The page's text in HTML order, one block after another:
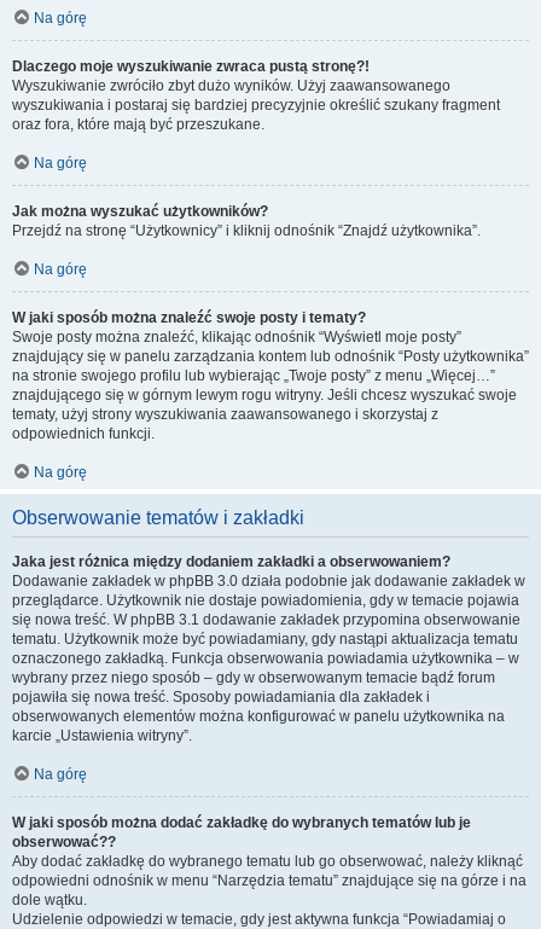
Na górę
Dlaczego moje wyszukiwanie zwraca pustą stronę?!
Wyszukiwanie zwróciło zbyt dużo wyników. Użyj zaawansowanego
wyszukiwania i postaraj się bardziej precyzyjnie określić szukany fragment
oraz fora, które mają być przeszukane.
Na górę
Jak można wyszukać użytkowników?
Przejdź na stronę “Użytkownicy” i kliknij odnośnik “Znajdź użytkownika”.
Na górę
W jaki sposób można znaleźć swoje posty i tematy?
Swoje posty można znaleźć, klikając odnośnik “Wyświetl moje posty”
znajdujący się w panelu zarządzania kontem lub odnośnik “Posty użytkownika”
na stronie swojego profilu lub wybierając „Twoje posty” z menu „Więcej…”
znajdującego się w górnym lewym rogu witryny. Jeśli chcesz wyszukać swoje
tematy, użyj strony wyszukiwania zaawansowanego i skorzystaj z
odpowiednich funkcji.
Na górę
Obserwowanie tematów i zakładki
Jaka jest różnica między dodaniem zakładki a obserwowaniem?
Dodawanie zakładek w phpBB 3.0 działa podobnie jak dodawanie zakładek w
przeglądarce. Użytkownik nie dostaje powiadomienia, gdy w temacie pojawia
się nowa treść. W phpBB 3.1 dodawanie zakładek przypomina obserwowanie
tematu. Użytkownik może być powiadamiany, gdy nastąpi aktualizacja tematu
oznaczonego zakładką. Funkcja obserwowania powiadamia użytkownika – w
wybrany przez niego sposób – gdy w obserwowanym temacie bądź forum
pojawiła się nowa treść. Sposoby powiadamiania dla zakładek i
obserwowanych elementów można konfigurować w panelu użytkownika na
karcie „Ustawienia witryny”.
Na górę
W jaki sposób można dodać zakładkę do wybranych tematów lub je
obserwować??
Aby dodać zakładkę do wybranego tematu lub go obserwować, należy kliknąć
odpowiedni odnośnik w menu “Narzędzia tematu” znajdujące się na górze i na
dole wątku.
Udzielenie odpowiedzi w temacie, gdy jest aktywna funkcja “Powiadamiaj o